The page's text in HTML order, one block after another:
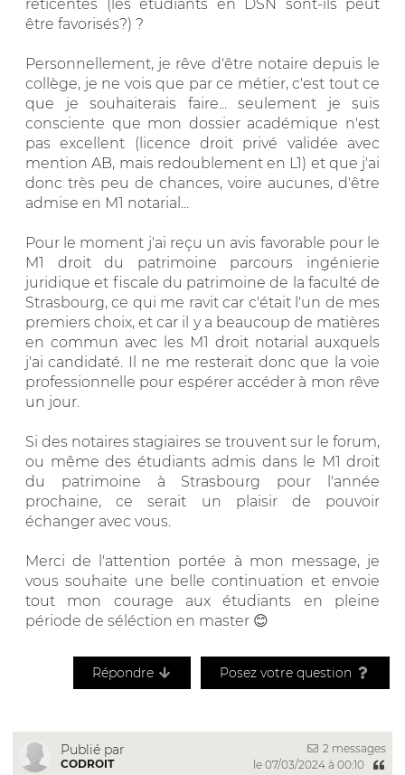
réticentes (les étudiants en DSN sont-ils peut
être favorisés?) ?
Personnellement, je rêve d'être notaire depuis le
collège, je ne vois que par ce métier, c'est tout ce
que je souhaiterais faire... seulement je suis
consciente que mon dossier académique n'est
pas excellent (licence droit privé validée avec
mention AB, mais redoublement en L1) et que j'ai
donc très peu de chances, voire aucunes, d'être
admise en M1 notarial...
Pour le moment j'ai reçu un avis favorable pour le
M1 droit du patrimoine parcours ingénierie
juridique et fiscale du patrimoine de la faculté de
Strasbourg, ce qui me ravit car c'était l'un de mes
premiers choix, et car il y a beaucoup de matières
en commun avec les M1 droit notarial auxquels
j'ai candidaté. Il ne me resterait donc que la voie
professionnelle pour espérer accéder à mon rêve
un jour.
Si des notaires stagiaires se trouvent sur le forum,
ou même des étudiants admis dans le M1 droit
du patrimoine à Strasbourg pour l'année
prochaine, ce serait un plaisir de pouvoir
échanger avec vous.
Merci de l'attention portée à mon message, je
vous souhaite une belle continuation et envoie
tout mon courage aux étudiants en pleine
période de séléction en master 😊
Répondre Posez votre question
Publié par
CODROIT
2 messages
le 07/03/2024 à 00:10